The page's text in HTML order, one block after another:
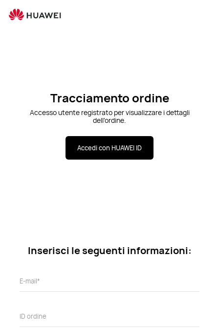
Tracciamento ordine
Accesso utente registrato per visualizzare i dettagli
dell'ordine.
Accedi con HUAWEI ID
Inserisci le seguenti informazioni: